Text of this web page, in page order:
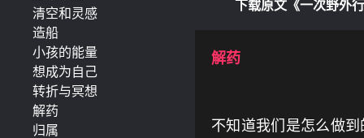
清空和灵感
造船
小孩的能量
想成为自己
转折与冥想
解药
归属
下载原文《一次野外
解药
不知道我们是怎么做